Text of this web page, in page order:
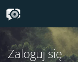
Zaloguj się